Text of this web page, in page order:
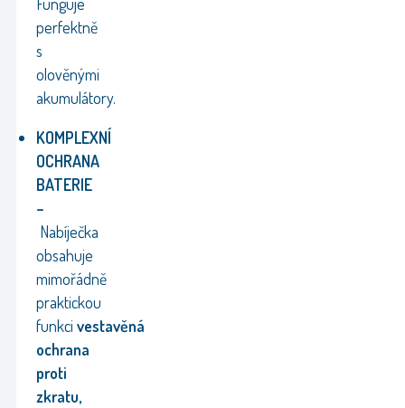
perfektně
s
olověnými
akumulátory.
KOMPLEXNÍ
OCHRANA
BATERIE
–
Nabíječka
obsahuje
mimořádně
praktickou
funkci vestavěná
ochrana
proti
zkratu,